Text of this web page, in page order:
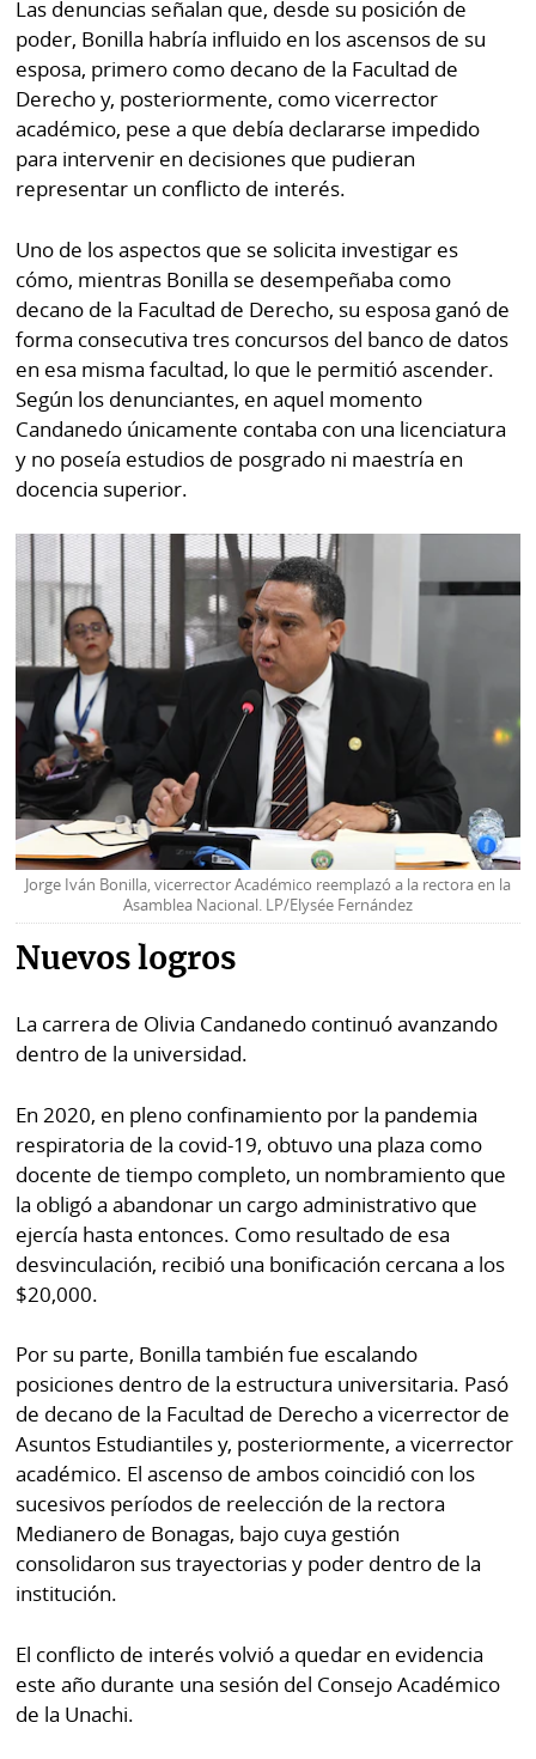
Las denuncias señalan que, desde su posición de
poder, Bonilla habría influido en los ascensos de su
esposa, primero como decano de la Facultad de
Derecho y, posteriormente, como vicerrector
académico, pese a que debía declararse impedido
para intervenir en decisiones que pudieran
representar un conflicto de interés.
Uno de los aspectos que se solicita investigar es
cómo, mientras Bonilla se desempeñaba como
decano de la Facultad de Derecho, su esposa ganó de
forma consecutiva tres concursos del banco de datos
en esa misma facultad, lo que le permitió ascender.
Según los denunciantes, en aquel momento
Candanedo únicamente contaba con una licenciatura
y no poseía estudios de posgrado ni maestría en
docencia superior.
Jorge Iván Bonilla, vicerrector Académico reemplazó a la rectora en la
Asamblea Nacional. LP/Elysée Fernández
Nuevos logros
La carrera de Olivia Candanedo continuó avanzando
dentro de la universidad.
En 2020, en pleno confinamiento por la pandemia
respiratoria de la covid-19, obtuvo una plaza como
docente de tiempo completo, un nombramiento que
la obligó a abandonar un cargo administrativo que
ejercía hasta entonces. Como resultado de esa
desvinculación, recibió una bonificación cercana a los
$20,000.
Por su parte, Bonilla también fue escalando
posiciones dentro de la estructura universitaria. Pasó
de decano de la Facultad de Derecho a vicerrector de
Asuntos Estudiantiles y, posteriormente, a vicerrector
académico. El ascenso de ambos coincidió con los
sucesivos períodos de reelección de la rectora
Medianero de Bonagas, bajo cuya gestión
consolidaron sus trayectorias y poder dentro de la
institución.
El conflicto de interés volvió a quedar en evidencia
este año durante una sesión del Consejo Académico
de la Unachi.